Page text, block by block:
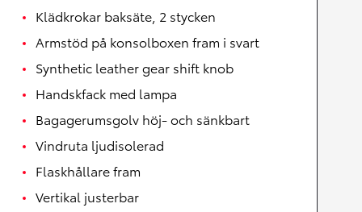
Klädkrokar baksäte, 2 stycken
Armstöd på konsolboxen fram i svart
Synthetic leather gear shift knob
Handskfack med lampa
Bagagerumsgolv höj- och sänkbart
Vindruta ljudisolerad
Flaskhållare fram
Vertikal justerbar